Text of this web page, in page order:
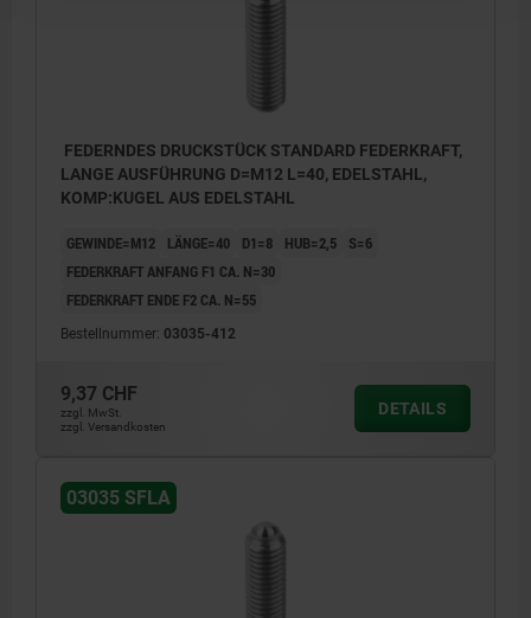
FEDERNDES DRUCKSTÜCK STANDARD FEDERKRAFT,
LANGE AUSFÜHRUNG D=M12 L=40, EDELSTAHL,
KOMP:KUGEL AUS EDELSTAHL
GEWINDE=M12 LÄNGE=40 D1=8 HUB=2,5
S=6
FEDERKRAFT ANFANG F1 CA. N=30
FEDERKRAFT ENDE F2 CA. N=55
Bestellnummer: 03035-412
9,37 CHF
zzgl. MwSt.
zzgl. Versandkosten
DETAILS
03035 SFLA